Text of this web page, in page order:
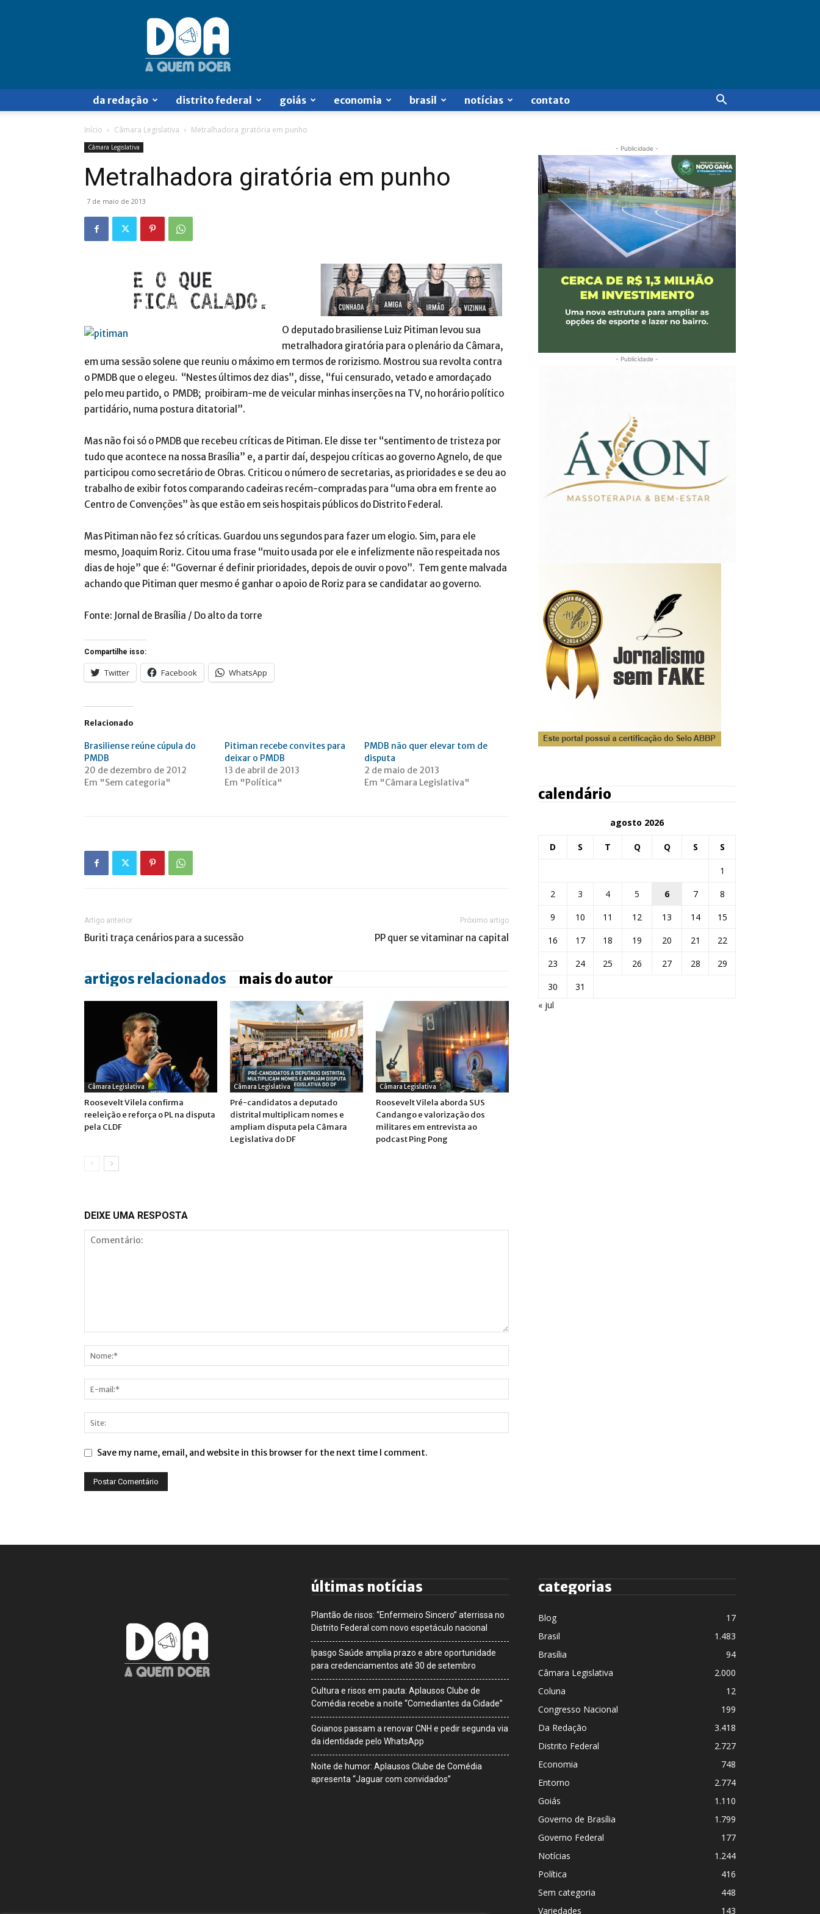
Doa
a
Quem
Doer
da redação distrito federal goiás economia brasil notícias contato
Início Câmara Legislativa Metralhadora giratória em punho
Câmara Legislativa
Metralhadora giratória em punho
7 de maio de 2013
O deputado brasiliense Luiz Pitiman levou sua
metralhadora giratória para o plenário da Câmara,
em uma sessão solene que reuniu o máximo em termos de rorizismo. Mostrou sua revolta contra
o PMDB que o elegeu. “Nestes últimos dez dias”, disse, “fui censurado, vetado e amordaçado
pelo meu partido, o PMDB; proibiram-me de veicular minhas inserções na TV, no horário político
partidário, numa postura ditatorial”.
Mas não foi só o PMDB que recebeu críticas de Pitiman. Ele disse ter “sentimento de tristeza por
tudo que acontece na nossa Brasília” e, a partir daí, despejou críticas ao governo Agnelo, de que
participou como secretário de Obras. Criticou o número de secretarias, as prioridades e se deu ao
trabalho de exibir fotos comparando cadeiras recém-compradas para “uma obra em frente ao
Centro de Convenções” às que estão em seis hospitais públicos do Distrito Federal.
Mas Pitiman não fez só críticas. Guardou uns segundos para fazer um elogio. Sim, para ele
mesmo, Joaquim Roriz. Citou uma frase “muito usada por ele e infelizmente não respeitada nos
dias de hoje” que é: “Governar é definir prioridades, depois de ouvir o povo”. Tem gente malvada
achando que Pitiman quer mesmo é ganhar o apoio de Roriz para se candidatar ao governo.
Fonte: Jornal de Brasília / Do alto da torre
Compartilhe isso:
Twitter Facebook WhatsApp
Relacionado
Brasiliense reúne cúpula do
PMDB
20 de dezembro de 2012
Em "Sem categoria"
Pitiman recebe convites para
deixar o PMDB
13 de abril de 2013
Em "Política"
PMDB não quer elevar tom de
disputa
2 de maio de 2013
Em "Câmara Legislativa"
Artigo anterior
Buriti traça cenários para a sucessão
Próximo artigo
PP quer se vitaminar na capital
artigos relacionados mais do autor
Câmara Legislativa
Roosevelt Vilela confirma
reeleição e reforça o PL na disputa
pela CLDF
Câmara Legislativa
Pré-candidatos a deputado
distrital multiplicam nomes e
ampliam disputa pela Câmara
Legislativa do DF
Câmara Legislativa
Roosevelt Vilela aborda SUS
Candango e valorização dos
militares em entrevista ao
podcast Ping Pong
DEIXE UMA RESPOSTA
Save my name, email, and website in this browser for the next time I comment.
- Publicidade -
- Publicidade -
calendário
agosto 2026
D S T Q Q S S
1
2
3 4 5 6 7
8
9
10 11 12 13 14
15
16
17 18 19 20 21
22
23
24 25 26 27 28
29
30
31
« jul
últimas notícias
Plantão de risos: “Enfermeiro Sincero” aterrissa no
Distrito Federal com novo espetáculo nacional
Ipasgo Saúde amplia prazo e abre oportunidade
para credenciamentos até 30 de setembro
Cultura e risos em pauta: Aplausos Clube de
Comédia recebe a noite “Comediantes da Cidade”
Goianos passam a renovar CNH e pedir segunda via
da identidade pelo WhatsApp
Noite de humor: Aplausos Clube de Comédia
apresenta “Jaguar com convidados”
categorias
Blog
17
Brasil
1.483
Brasília
94
Câmara Legislativa
2.000
Coluna
12
Congresso Nacional
199
Da Redação
3.418
Distrito Federal
2.727
Economia
748
Entorno
2.774
Goiás
1.110
Governo de Brasília
1.799
Governo Federal
177
Notícias
1.244
Política
416
Sem categoria
448
Variedades
143